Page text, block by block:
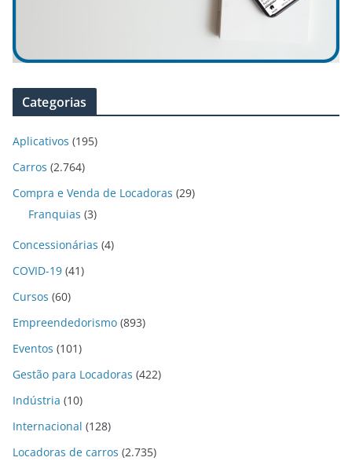
Categorias
Aplicativos (195)
Carros (2.764)
Compra e Venda de Locadoras (29)
Franquias (3)
Concessionárias (4)
COVID-19 (41)
Cursos (60)
Empreendedorismo (893)
Eventos (101)
Gestão para Locadoras (422)
Indústria (10)
Internacional (128)
Locadoras de carros (2.735)